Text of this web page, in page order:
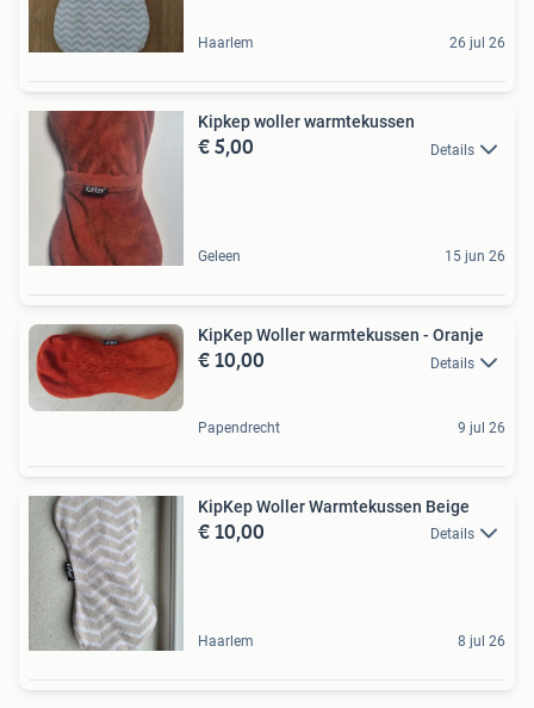
Haarlem 26 jul 26
Kipkep woller warmtekussen
€ 5,00 Details
Geleen 15 jun 26
KipKep Woller warmtekussen - Oranje
€ 10,00 Details
Papendrecht 9 jul 26
KipKep Woller Warmtekussen Beige
€ 10,00 Details
Haarlem 8 jul 26